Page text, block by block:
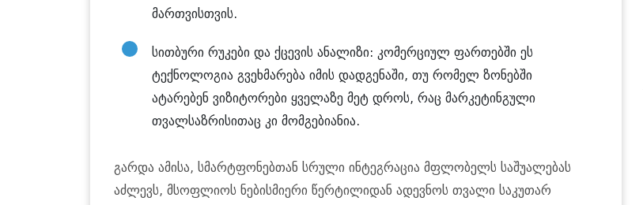
მართვისთვის.
სითბური რუკები და ქცევის ანალიზი: კომერციულ ფართებში ეს
ტექნოლოგია გვეხმარება იმის დადგენაში, თუ რომელ ზონებში
ატარებენ ვიზიტორები ყველაზე მეტ დროს, რაც მარკეტინგული
თვალსაზრისითაც კი მომგებიანია.
გარდა ამისა, სმარტფონებთან სრული ინტეგრაცია მფლობელს საშუალებას
აძლევს, მსოფლიოს ნებისმიერი წერტილიდან ადევნოს თვალი საკუთარ